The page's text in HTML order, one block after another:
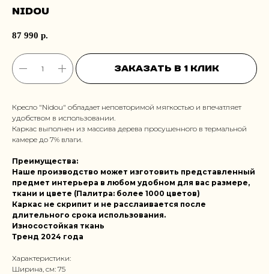
Nidou
87 990 р.
Заказать в 1 клик
Кресло "Nidou" обладает неповторимой мягкостью и впечатляет
удобством в использовании.
Каркас выполнен из массива дерева просушенного в термальной
камере до 7% влаги.
Преимущества:
Наше производство может изготовить представленный
предмет интерьера в любом удобном для вас размере,
ткани и цвете (Палитра: более 1000 цветов)
Каркас не скрипит и не расслаивается после
длительного срока использования.
Износостойкая ткань
Тренд 2024 года
Характеристики:
Ширина, см: 75